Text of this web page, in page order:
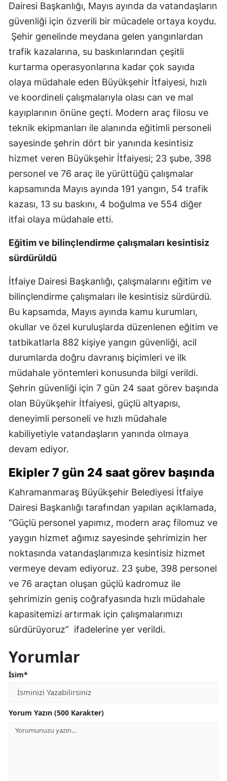
Dairesi Başkanlığı, Mayıs ayında da vatandaşların
güvenliği için özverili bir mücadele ortaya koydu.
Şehir genelinde meydana gelen yangınlardan
trafik kazalarına, su baskınlarından çeşitli
kurtarma operasyonlarına kadar çok sayıda
olaya müdahale eden Büyükşehir İtfaiyesi, hızlı
ve koordineli çalışmalarıyla olası can ve mal
kayıplarının önüne geçti. Modern araç filosu ve
teknik ekipmanları ile alanında eğitimli personeli
sayesinde şehrin dört bir yanında kesintisiz
hizmet veren Büyükşehir İtfaiyesi; 23 şube, 398
personel ve 76 araç ile yürüttüğü çalışmalar
kapsamında Mayıs ayında 191 yangın, 54 trafik
kazası, 13 su baskını, 4 boğulma ve 554 diğer
itfai olaya müdahale etti.
Eğitim ve bilinçlendirme çalışmaları kesintisiz
sürdürüldü
İtfaiye Dairesi Başkanlığı, çalışmalarını eğitim ve
bilinçlendirme çalışmaları ile kesintisiz sürdürdü.
Bu kapsamda, Mayıs ayında kamu kurumları,
okullar ve özel kuruluşlarda düzenlenen eğitim ve
tatbikatlarla 882 kişiye yangın güvenliği, acil
durumlarda doğru davranış biçimleri ve ilk
müdahale yöntemleri konusunda bilgi verildi.
Şehrin güvenliği için 7 gün 24 saat görev başında
olan Büyükşehir İtfaiyesi, güçlü altyapısı,
deneyimli personeli ve hızlı müdahale
kabiliyetiyle vatandaşların yanında olmaya
devam ediyor.
Ekipler 7 gün 24 saat görev başında
Kahramanmaraş Büyükşehir Belediyesi İtfaiye
Dairesi Başkanlığı tarafından yapılan açıklamada,
“Güçlü personel yapımız, modern araç filomuz ve
yaygın hizmet ağımız sayesinde şehrimizin her
noktasında vatandaşlarımıza kesintisiz hizmet
vermeye devam ediyoruz. 23 şube, 398 personel
ve 76 araçtan oluşan güçlü kadromuz ile
şehrimizin geniş coğrafyasında hızlı müdahale
kapasitemizi artırmak için çalışmalarımızı
sürdürüyoruz” ifadelerine yer verildi.
Yorumlar
İsim*
Yorum Yazın (500 Karakter)